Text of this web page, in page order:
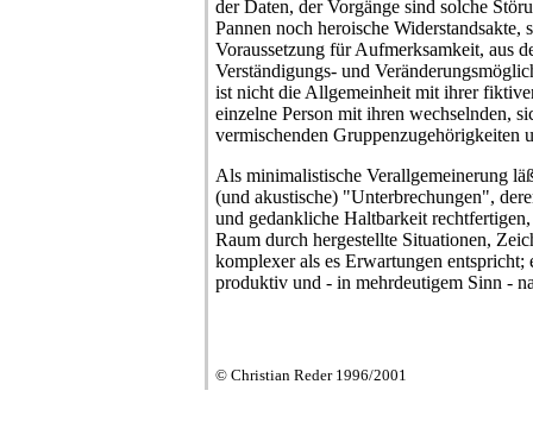
der Daten, der Vorgänge sind solche
Pannen noch heroische Widerstandsakte,
Voraussetzung für Aufmerksamkeit, aus
Verständigungs- und
ist nicht die Allgemeinheit mit ihrer
einzelne Person mit ihren wechselnden,
vermischenden Gruppenzugehörigkeiten
Als minimalistische Verallgemeinerung
(und akustische) "Unterbrechungen",
und gedankliche Haltbarkeit
Raum durch hergestellte Situationen,
komplexer als es Erwartungen
produktiv und - in mehrdeutigem Sinn -
© Christian Reder 1996/2001